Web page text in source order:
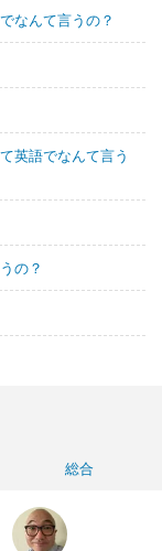
なんて言うの？
英語でなんて言う
の？
総合